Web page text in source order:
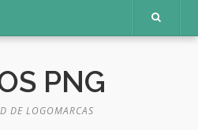
PNG
DE LOGOMARCAS